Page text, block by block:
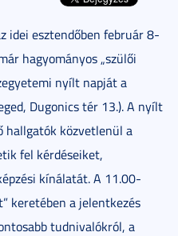
idei esztendőben február 8-
hagyományos „szülői
nyílt napját a
Dugonics tér 13.). A nyílt
hallgatók közvetlenül a
fel kérdéseiket,
kínálatát. A 11.00-
keretében a jelentkezés
tudnivalókról, a